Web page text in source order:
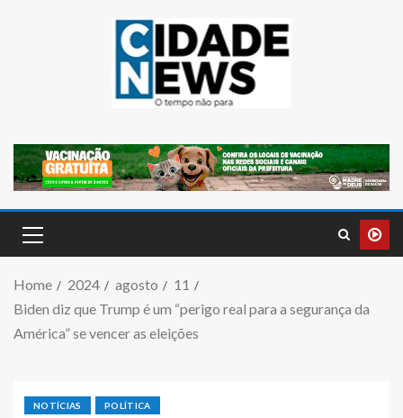
Home 2024 agosto
11
Biden diz que Trump é um “perigo real para a segurança da
América” se vencer as eleições
NOTÍCIAS POLÍTICA